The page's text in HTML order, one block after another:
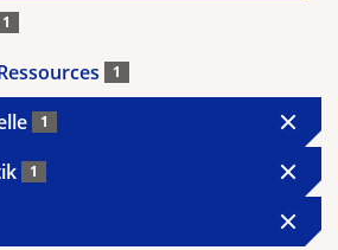
1
1
1
1